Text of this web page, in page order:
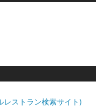
レストラン検索サイト)